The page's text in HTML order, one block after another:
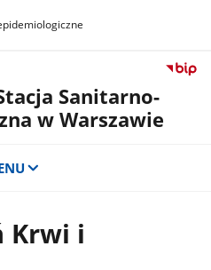
Sanitarno-
w Warszawie
Krwi i